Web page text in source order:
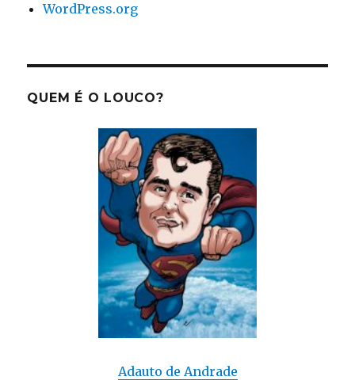
WordPress.org
QUEM É O LOUCO?
Adauto de Andrade